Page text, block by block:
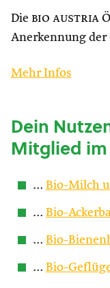
Die bio austria
Anerkennung der
Mehr Infos
Dein
Mitglied
… Bio-Milch
… Bio-
… Bio-
… Bio-